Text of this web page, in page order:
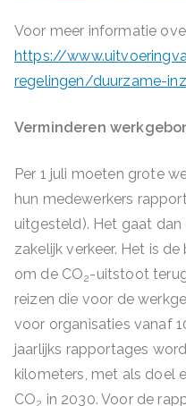
Voor meer informatie
https://
regelingen/duurzame-
Verminderen
Per 1 juli moeten grote
hun medewerkers
uitgesteld). Het gaat
zakelijk verkeer. Het is
om de CO2-uitstoot
reizen die voor de
voor organisaties vanaf
jaarlijks rapportages
kilometers, met als doel
CO2 in 2030. Voor de